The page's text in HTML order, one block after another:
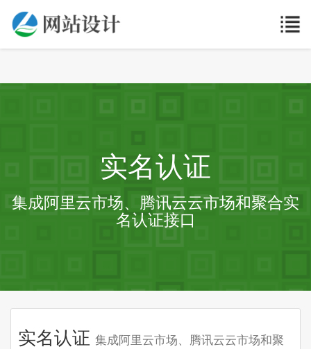
实名认证
集成阿里云市场、腾讯云云市场和聚合实
名认证接口
实名认证 集成阿里云市场、腾讯云云市场和聚